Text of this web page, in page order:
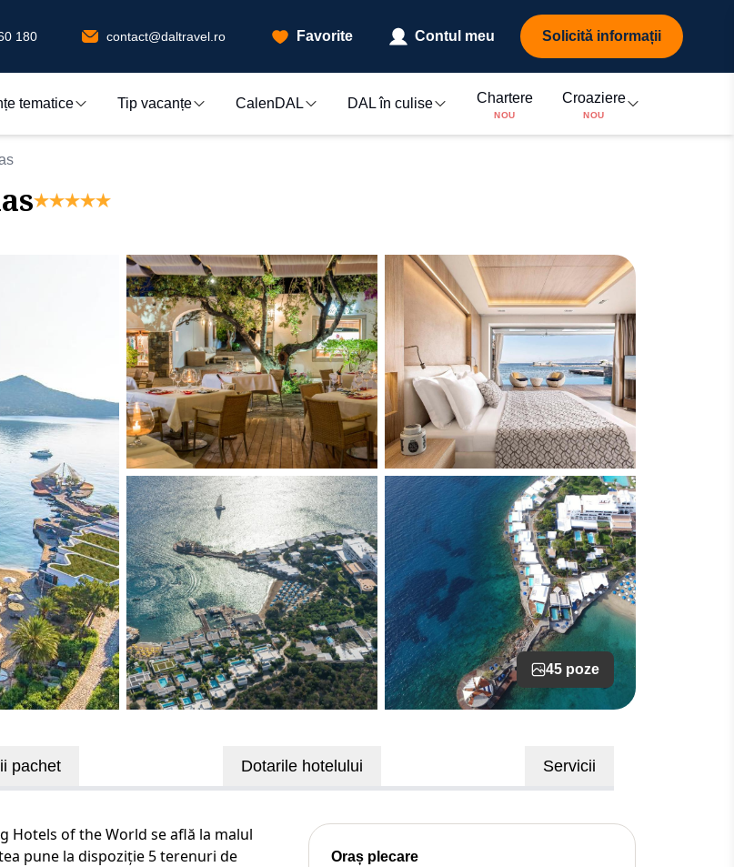
180 contact@daltravel.ro Favorite Contul meu Solicită informații
tematice Tip vacanțe CalenDAL DAL în culise Chartere
NOU
Croaziere
NOU
45 poze
pachet Dotarile hotelului Servicii
Hotels of the World se află la malul
pune la dispoziție 5 terenuri de
Oraș plecare